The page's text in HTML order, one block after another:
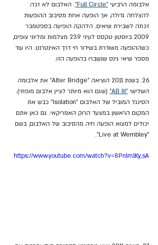
אלבומה הרביעי "Full Circle"
. האלבום לא זכה
להצלחה גדולה, אך הופעה אחת מסיבוב ההופעות
זכתה לשבירת שיאים. הלהקה הופיעה בספטמבר
2009 ביוסטון טקסס לעיני 239 מצלמות ומליוני צופים,
כשההופעה משודרת בשידור חי דרך האינטרנט. היו עוד
מספר שיאי גינס שנשברו בהופעה הזו.
26. בשנת 2011 הוציאה "Alter Bridge" את אלבומה
השלישי "AB III"
(שגם הוא מיותר לציין אלבום מופתי).
הסינגל המוביל של האלבום "Isolation" כבש את
המקום הראשון במצעד הרוק האמריקאי. גם כאן אתם
יכולים למצוא הופעה חיה מהסיבוב של האלבום, בשם
"Live at Wembley".
https://www.youtube.com/watch?v=8Pnlm1Ky_sA